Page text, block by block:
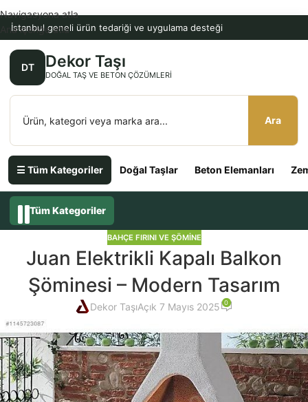
İstanbul geneli ürün tedariği ve uygulama desteği
DT Dekor Taşı
DOĞAL TAŞ VE BETON ÇÖZÜMLERI
Ara
☰ Tüm Kategoriler Doğal Taşlar Beton Elemanları
Navigasyona atla
Ana içeriğe atla
Tüm Kategoriler
BAHÇE FIRINI VE ŞÖMINE
Juan Elektrikli Kapalı Balkon
Şöminesi – Modern Tasarım
Dekor TaşıAçık 7 Mayıs 2025 0